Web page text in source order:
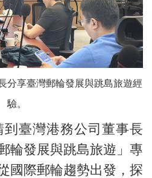
分享臺灣郵輪發展與跳島旅遊經
驗。
臺灣港務公司董事長
輪發展與跳島旅遊」專
國際郵輪趨勢出發，探